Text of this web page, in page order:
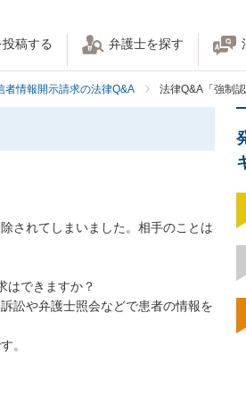
稿する 弁護士を探す
者情報開示請求の法律Q&A 法律Q&A「強制
されてしまいました。相手のことは
はできますか？
訟や弁護士照会などで患者の情報を
。